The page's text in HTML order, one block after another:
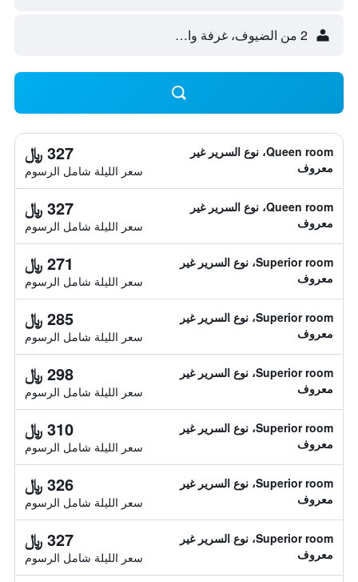
2 من الضيوف، غرفة واحدة
Queen room، نوع السرير غير
معروف
327 ﷼
سعر الليلة شامل الرسوم
Queen room، نوع السرير غير
معروف
327 ﷼
سعر الليلة شامل الرسوم
Superior room، نوع السرير غير
معروف
271 ﷼
سعر الليلة شامل الرسوم
Superior room، نوع السرير غير
معروف
285 ﷼
سعر الليلة شامل الرسوم
Superior room، نوع السرير غير
معروف
298 ﷼
سعر الليلة شامل الرسوم
Superior room، نوع السرير غير
معروف
310 ﷼
سعر الليلة شامل الرسوم
Superior room، نوع السرير غير
معروف
326 ﷼
سعر الليلة شامل الرسوم
Superior room، نوع السرير غير
معروف
327 ﷼
سعر الليلة شامل الرسوم